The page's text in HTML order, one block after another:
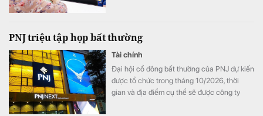
mức 7,3%/năm.
PNJ triệu tập họp bất thường
Tài chính
Đại hội cổ đông bất thường của PNJ dự kiến
được tổ chức trong tháng 10/2026, thời
gian và địa điểm cụ thể sẽ được công ty